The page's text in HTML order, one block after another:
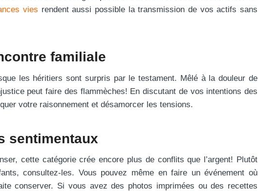
vies rendent aussi possible la transmission de vos actifs sans
familiale
les héritiers sont surpris par le testament. Mêlé à la douleur de
peut faire des flammèches! En discutant de vos intentions des
votre raisonnement et désamorcer les tensions.
sentimentaux
cette catégorie crée encore plus de conflits que l’argent! Plutôt
consultez-les. Vous pouvez même en faire un événement où
conserver. Si vous avez des photos imprimées ou des recettes